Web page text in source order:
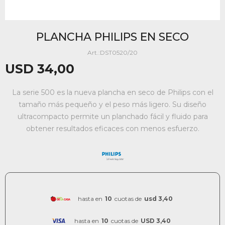
PLANCHA PHILIPS EN SECO
DST0520/20
USD 34,00
La serie 500 es la nueva plancha en seco de Philips con el
tamaño más pequeño y el peso más ligero. Su diseño
ultracompacto permite un planchado fácil y fluido para
obtener resultados eficaces con menos esfuerzo.
hasta en 10 cuotas de usd 3,40
hasta en 10 cuotas de USD 3,40